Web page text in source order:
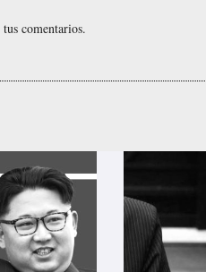
comentarios.